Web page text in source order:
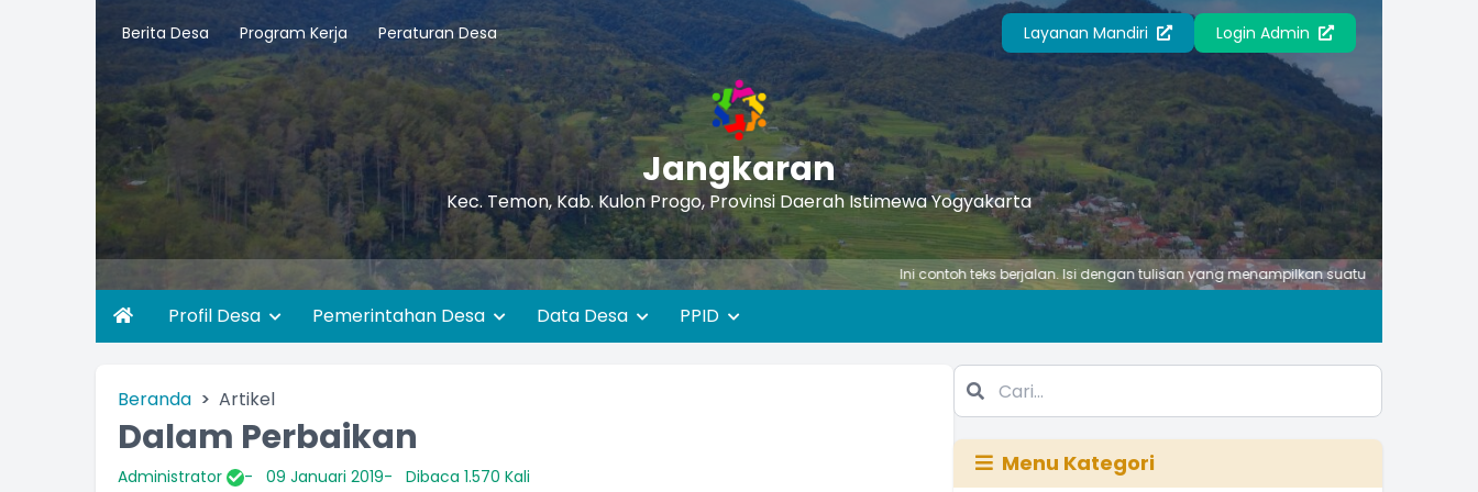
Berita Desa Program Kerja Peraturan Desa Layanan Mandiri Login Admin
Jangkaran
Kec. Temon, Kab. Kulon Progo, Provinsi Daerah Istimewa Yogyakarta
Ini contoh teks berjalan. Isi dengan tulisan yang menampilkan suatu ciri atau kegiatan penting
Profil Desa Pemerintahan Desa Data Desa PPID
Beranda Artikel
Dalam Perbaikan
Administrator 09 Januari 2019 Dibaca 1.570 Kali Menu Kategori